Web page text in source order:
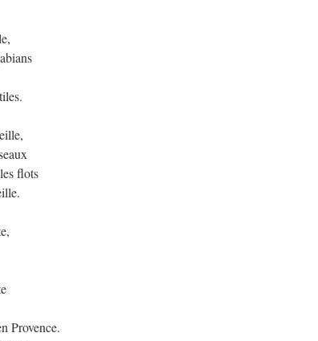
flots
Provence.